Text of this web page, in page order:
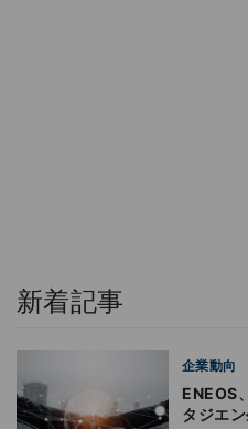
新着記事
企業動向
ENEOS
タジエ